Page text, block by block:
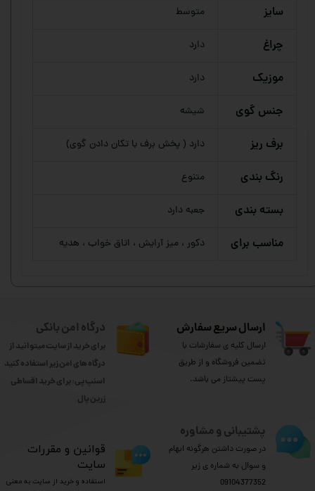
سایز متوسط
چراغ دارد
موزیک دارد
جنس گوی شیشه
برف ریز دارد ( پخش برف با تکان دادن گوی)
رنگ بندی متنوع
بسته بندی جعبه دارد
مناسب برای دکور ، میز آرایش ، اتاق خواب ، هدیه
ارسال سریع سفارش
ارسال کلیه ی سفارشات با
تضمین فروشگاه و از طریق
پست پیشتاز می باشد.
درگاه امن بانکی
برای خرید از سایت میتوانید از
درگاه های امن زیر استفاده کنید
اسنپ پی: برای خرید اقساطی
​​​​​​​زرین پال
پشتیبانی و مشاوره
در صورت داشتن هرگونه ابهام
و سوال به شماره ی زیر
09104377352
​قوانین و مقررات
سایت
استفاده و خرید از سایت به معنی